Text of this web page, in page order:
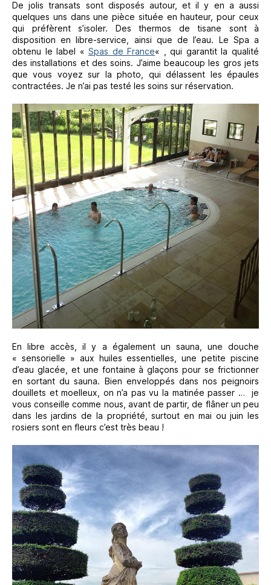
De jolis transats sont disposés autour, et il y en a aussi
quelques uns dans une pièce située en hauteur, pour ceux
qui préfèrent s’isoler. Des thermos de tisane sont à
disposition en libre-service, ainsi que de l’eau. Le Spa a
obtenu le label «Spas de France« , qui garantit la qualité
des installations et des soins. J’aime beaucoup les gros jets
que vous voyez sur la photo, qui délassent les épaules
contractées. Je n’ai pas testé les soins sur réservation.
En libre accès, il y a également un sauna, une douche
« sensorielle » aux huiles essentielles, une petite piscine
d’eau glacée, et une fontaine à glaçons pour se frictionner
en sortant du sauna. Bien enveloppés dans nos peignoirs
douillets et moelleux, on n’a pas vu la matinée passer … je
vous conseille comme nous, avant de partir, de flâner un peu
dans les jardins de la propriété, surtout en mai ou juin les
rosiers sont en fleurs c’est très beau !